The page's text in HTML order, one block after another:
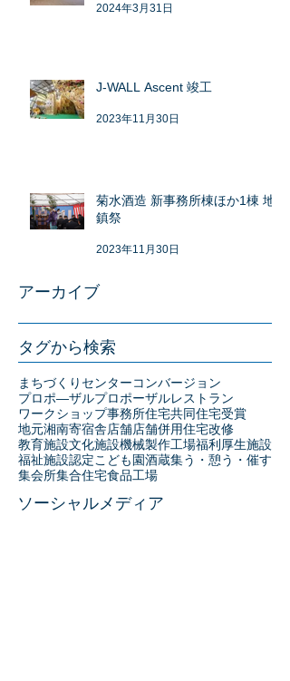
2024年3月31日
J-WALL Ascent 竣工
2023年11月30日
菊水酒造 新事務所棟ほか1棟 地
鎮祭
2023年11月30日
アーカイブ
タグから検索
まちづくりセンターコンバージョン
プロポ―ザルプロポーザルレストラン
ワークショップ事務所住宅共同住宅受賞
地元湘南寄宿舎店舗店舗併用住宅改修
教育施設文化施設機械製作工場福利厚生施設
福祉施設認定こども園酒蔵集う・憩う・催す
集会所集合住宅食品工場
ソーシャルメディア